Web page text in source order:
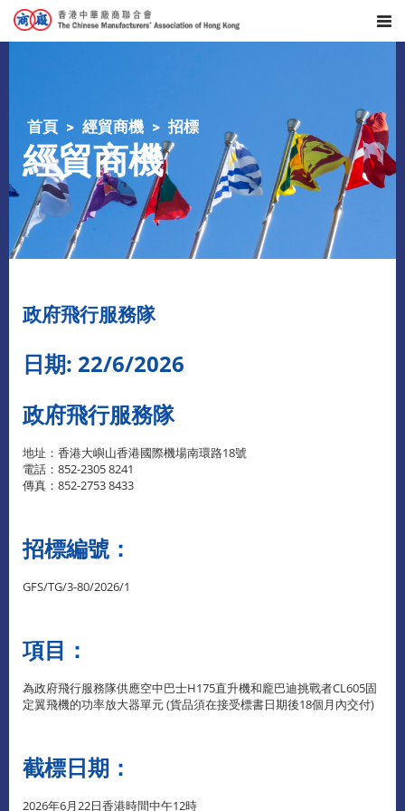
首頁 經貿商機 招標
經貿商機
政府飛行服務隊
日期: 22/6/2026
政府飛行服務隊
地址：香港大嶼山香港國際機場南環路18號
電話：852-2305 8241
傳真：852-2753 8433
招標編號：
GFS/TG/3-80/2026/1
項目：
為政府飛行服務隊供應空中巴士H175直升機和龐巴迪挑戰者CL605固
定翼飛機的功率放大器單元 (貨品須在接受標書日期後18個月內交付)
截標日期：
2026年6月22日香港時間中午12時